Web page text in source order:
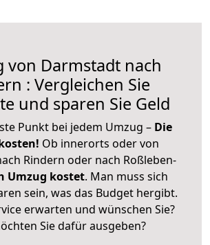
von Darmstadt nach
: Vergleichen Sie
und sparen Sie Geld
Punkt bei jedem Umzug – Die
Ob innerorts oder von
Rindern oder nach Roßleben-
Umzug kostet. Man muss sich
sein, was das Budget hergibt.
erwarten und wünschen Sie?
Sie dafür ausgeben?